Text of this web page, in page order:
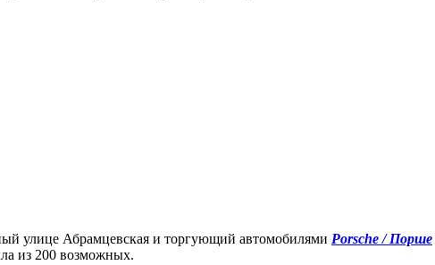
улице Абрамцевская и торгующий автомобилями Porsche / Порше
из 200 возможных.